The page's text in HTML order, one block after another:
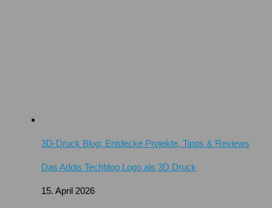
3D-Druck Blog: Entdecke Projekte, Tipps & Reviews
Das Addis Techblog Logo als 3D Druck
15. April 2026